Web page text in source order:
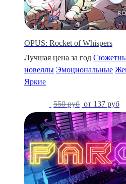
OPUS: Rocket of Whispers
Лучшая цена за год
новеллы Эмоциональные
Яркие
550 руб от 137 руб